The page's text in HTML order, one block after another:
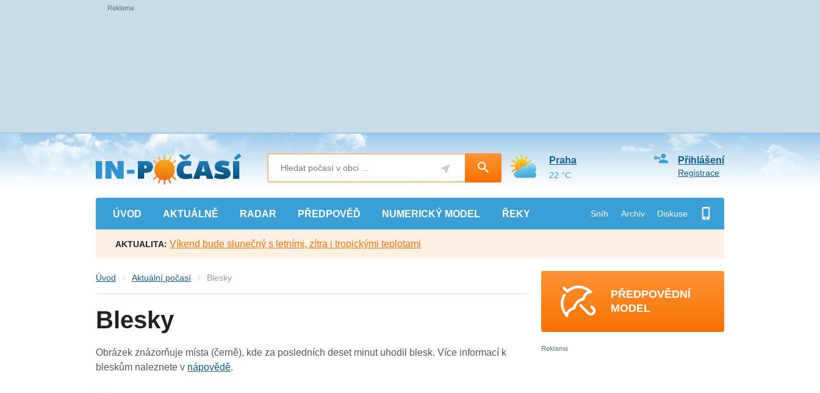
Přejít
na
hlavní
obsah
ÚVOD AKTUÁLNĚ RADAR PŘEDPOVĚĎ NUMERICKÝ MODEL ŘEKY Sníh Archiv Diskuse
Přihlášení
Registrace
Praha
22 °C
AKTUALITA: Víkend bude slunečný s letními, zítra i tropickými teplotami
Úvod Aktuální počasí Blesky
Blesky
Obrázek znázorňuje místa (černě), kde za posledních deset minut uhodil blesk. Více informací k
bleskům naleznete v nápovědě.
PŘEDPOVĚDNÍ
MODEL